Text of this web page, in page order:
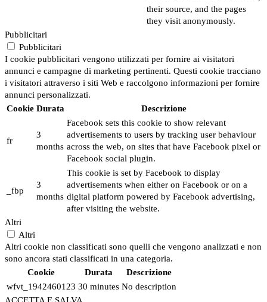
their source, and the pages
they visit anonymously.
Pubblicitari
Pubblicitari
I cookie pubblicitari vengono utilizzati per fornire ai visitatori
annunci e campagne di marketing pertinenti. Questi cookie tracciano
i visitatori attraverso i siti Web e raccolgono informazioni per fornire
annunci personalizzati.
Cookie Durata Descrizione
fr
3
months
Facebook sets this cookie to show relevant
advertisements to users by tracking user behaviour
across the web, on sites that have Facebook pixel or
Facebook social plugin.
_fbp
3
months
This cookie is set by Facebook to display
advertisements when either on Facebook or on a
digital platform powered by Facebook advertising,
after visiting the website.
Altri
Altri
Altri cookie non classificati sono quelli che vengono analizzati e non
sono ancora stati classificati in una categoria.
Cookie
Durata
Descrizione
wfvt_1942460123 30 minutes No description